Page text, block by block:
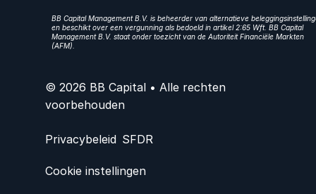
BB Capital Management B.V. is beheerder van alternatieve
en beschikt over een vergunning als bedoeld in artikel 2:65 Wft. BB Capital
Management B.V. staat onder toezicht van de Autoriteit Financiële Markten
(AFM).
© 2026 BB Capital • Alle rechten
voorbehouden
Privacybeleid SFDR
Cookie instellingen